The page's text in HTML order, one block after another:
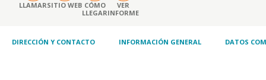
LLAMARSITIO WEB CÓMO
LLEGAR
VER
INFORME
DIRECCIÓN Y CONTACTO INFORMACIÓN GENERAL DATOS